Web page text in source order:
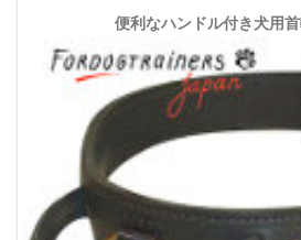
便利なハンドル付き犬用